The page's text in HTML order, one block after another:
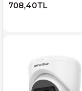
708,40TL